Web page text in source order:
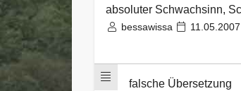
absoluter Schwachsinn,
bessawissa 11.05.2007
falsche Übersetzung